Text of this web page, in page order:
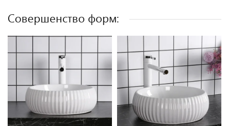
Совершенство форм: